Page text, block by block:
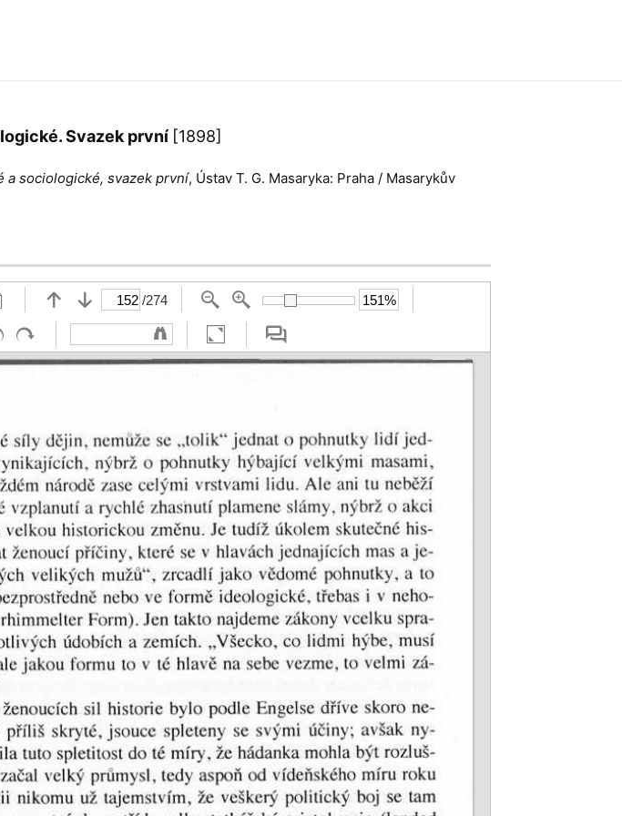
Svazek první [1898]
a sociologické, svazek první, Ústav T. G. Masaryka: Praha / Masarykův